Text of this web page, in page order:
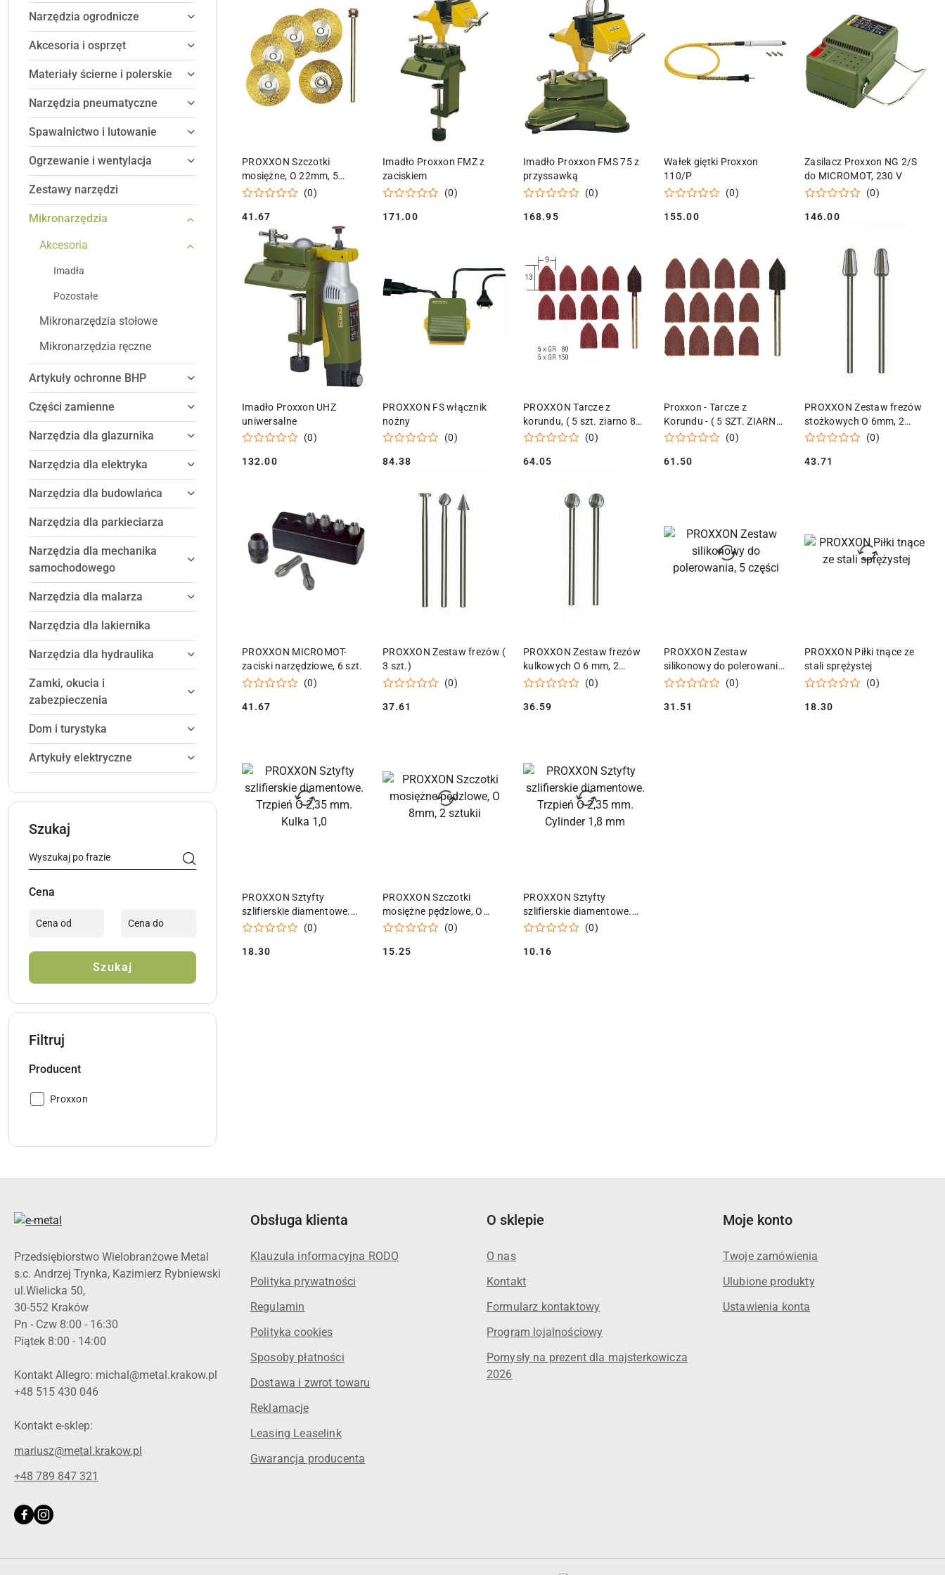
Narzędzia ogrodnicze
Akcesoria i osprzęt
Materiały ścierne i polerskie
Narzędzia pneumatyczne
Spawalnictwo i lutowanie
Ogrzewanie i wentylacja
Zestawy narzędzi
Mikronarzędzia
Akcesoria
Imadła
Pozostałe
Mikronarzędzia stołowe
Mikronarzędzia ręczne
Artykuły ochronne BHP
Części zamienne
Narzędzia dla glazurnika
Narzędzia dla elektryka
Narzędzia dla budowlańca
Narzędzia dla parkieciarza
Narzędzia dla mechanika
samochodowego
Narzędzia dla malarza
Narzędzia dla lakiernika
Narzędzia dla hydraulika
Zamki, okucia i
zabezpieczenia
Dom i turystyka
Artykuły elektryczne
Szukaj
Cena
Szukaj
Filtruj
Producent
Producent:
Proxxon
PROXXON Szczotki
mosiężne, O 22mm, 5
części
(0)
Cena:
41.67
DODAJ DO KOSZYKA
Imadło Proxxon FMZ z
zaciskiem
(0)
Cena:
171.00
Imadło Proxxon FMS 75 z
przyssawką
(0)
Cena:
168.95
Wałek giętki Proxxon
110/P
(0)
Cena:
155.00
DODAJ DO KOSZYKA
Zasilacz Proxxon NG 2/S
do MICROMOT, 230 V
(0)
Cena:
146.00
Imadło Proxxon UHZ
uniwersalne
(0)
Cena:
132.00
PROXXON FS włącznik
nożny
(0)
Cena:
84.38
DODAJ DO KOSZYKA
PROXXON Tarcze z
korundu, ( 5 szt. ziarno 80,
5 szt. ziarno 150 z
(0)
Cena:
64.05
Proxxon - Tarcze z
Korundu - ( 5 SZT. ZIARNO
80, 5 SZT. ZIARNO 150 Z
(0)
Cena:
61.50
PROXXON Zestaw frezów
stożkowych O 6mm, 2
sztuki
(0)
Cena:
43.71
DODAJ DO KOSZYKA
PROXXON MICROMOT-
zaciski narzędziowe, 6 szt.
(0)
Cena:
41.67
PROXXON Zestaw frezów (
3 szt.)
(0)
Cena:
37.61
DODAJ DO KOSZYKA
PROXXON Zestaw frezów
kulkowych O 6 mm, 2
sztuki
(0)
Cena:
36.59
DODAJ DO KOSZYKA
PROXXON Zestaw
silikonowy do polerowania,
5 części
(0)
Cena:
31.51
PROXXON Piłki tnące ze
stali sprężystej
(0)
Cena:
18.30
DODAJ DO KOSZYKA
PROXXON Sztyfty
szlifierskie diamentowe.
Trzpień O 2,35 mm. Kulka
(0)
Cena:
18.30
DODAJ DO KOSZYKA
PROXXON Szczotki
mosiężne pędzlowe, O
8mm, 2 sztukii(0)
Cena:
15.25
DODAJ DO KOSZYKA
PROXXON Sztyfty
szlifierskie diamentowe.
Trzpień O 2,35 mm.
(0)
Cena:
10.16
DODAJ DO KOSZYKA
Przedsiębiorstwo Wielobranżowe Metal
s.c. Andrzej Trynka, Kazimierz Rybniewski
ul.Wielicka 50,
30-552 Kraków
Pn - Czw 8:00 - 16:30
Piątek 8:00 - 14:00
Kontakt Allegro: michal@metal.krakow.pl
+48 515 430 046
Kontakt e-sklep:
mariusz@metal.krakow.pl
+48 789 847 321
Obsługa klienta
Klauzula informacyjna RODO
Polityka prywatności
Regulamin
Polityka cookies
Sposoby płatności
Dostawa i zwrot towaru
Reklamacje
Leasing Leaselink
Gwarancja producenta
O sklepie
O nas
Kontakt
Formularz kontaktowy
Program lojalnościowy
Pomysły na prezent dla majsterkowicza
2026
Moje konto
Twoje zamówienia
Ulubione produkty
Ustawienia konta